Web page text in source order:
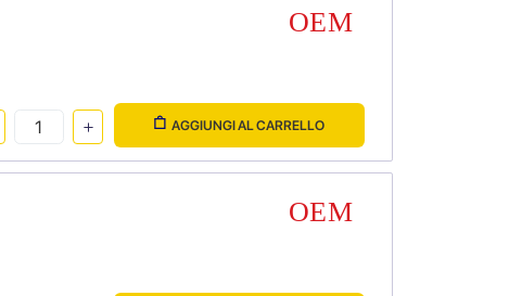
AGGIUNGI AL CARRELLO